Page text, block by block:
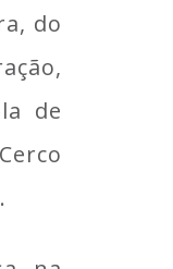
do
de